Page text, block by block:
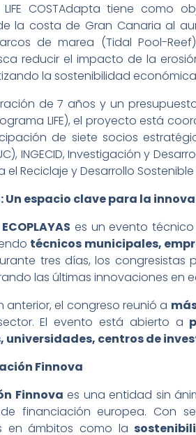
COSTAdapta tiene como
la costa de Gran Canaria al
de marea (Tidal Pool-
reducir el impacto de la
la sostenibilidad
de 7 años y un presupuesto
LIFE), el proyecto está
de siete socios
INGECID, Investigación y
Reciclaje y Desarrollo
Un espacio clave para la
ECOPLAYAS es un evento
técnicos municipales,
tres días, los congresistas
las últimas innovaciones en
anterior, el congreso reunió a
El evento está abierto a
universidades, centros de
Finnova
Finnova es una entidad sin
financiación europea. Con
en ámbitos como la